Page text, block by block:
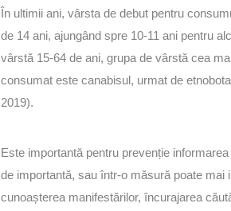
În ultimii ani, vârsta de debut pentru
de 14 ani, ajungând spre 10-11 ani pentru
vârstă 15-64 de ani, grupa de vârstă cea
consumat este canabisul, urmat de
2019).
Este importantă pentru prevenție
de importantă, sau într-o măsură poate mai
cunoașterea manifestărilor, încurajarea